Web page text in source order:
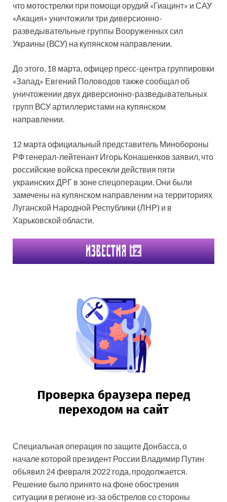
что мотострелки при помощи орудий «Гиацинт» и САУ
«Акация» уничтожили три диверсионно-
разведывательные группы Вооруженных сил
Украины (ВСУ) на купянском направлении.
До этого, 18 марта, офицер пресс-центра группировки
«Запад» Евгений Половодов также сообщал об
уничтожении двух диверсионно-разведывательных
групп ВСУ артиллеристами на купянском
направлении.
12 марта официальный представитель Минобороны
РФ генерал-лейтенант Игорь Конашенков заявил, что
российские войска пресекли действия пяти
украинских ДРГ в зоне спецоперации. Они были
замечены на купянском направлении на территориях
Луганской Народной Республики (ЛНР) и в
Харьковской области.
Специальная операция по защите Донбасса, о
начале которой президент России Владимир Путин
объявил 24 февраля 2022 года, продолжается.
Решение было принято на фоне обострения
ситуации в регионе из-за обстрелов со стороны